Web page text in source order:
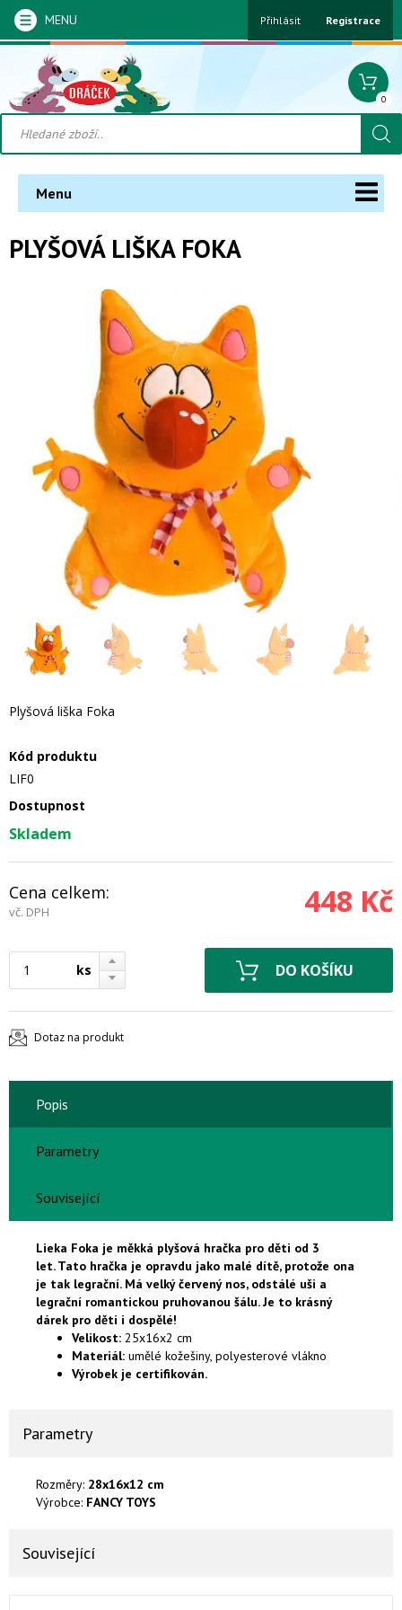
MENU Přihlásit Registrace
0
Menu
PLYŠOVÁ LIŠKA FOKA
Plyšová liška Foka
Kód produktu
LIF0
Dostupnost
Skladem
Cena celkem:
vč. DPH 448 Kč
ks
Dotaz na produkt
Popis
Parametry
Související
Lieka Foka je měkká plyšová hračka pro děti od 3
let. Tato hračka je opravdu jako malé dítě, protože ona
je tak legrační. Má velký červený nos, odstálé uši a
legrační romantickou pruhovanou šálu. Je to krásný
dárek pro děti i dospělé!
Velikost: 25x16x2 cm
Materiál: umělé kožešiny, polyesterové vlákno
Výrobek je certifikován.
Parametry
Rozměry: 28x16x12 cm
Výrobce: FANCY TOYS
Související